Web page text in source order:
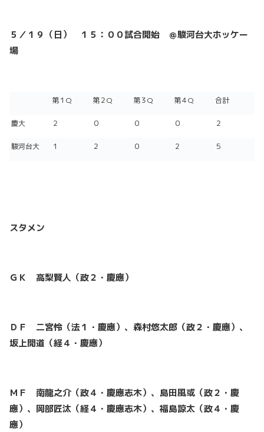
５／１９（日） １５：００試合開始 ＠駿河台大ホッケー
場
第１Q 第２Q 第３Q 第４Q 合計
慶大 ２ ０ ０ ０ ２
駿河台大 １ ２ ０ ２ ５
スタメン
ＧＫ 高梨賢人（政２・慶應）
ＤＦ 二宮怜（法１・慶應）、森村悠太郎（政２・慶應）、
坂上開道（経４・慶應）
ＭＦ 南龍之介（政４・慶應志木）、島田風或（政２・慶
應）、岡部匠汰（経４・慶應志木）、福島諒太（政４・慶
應）